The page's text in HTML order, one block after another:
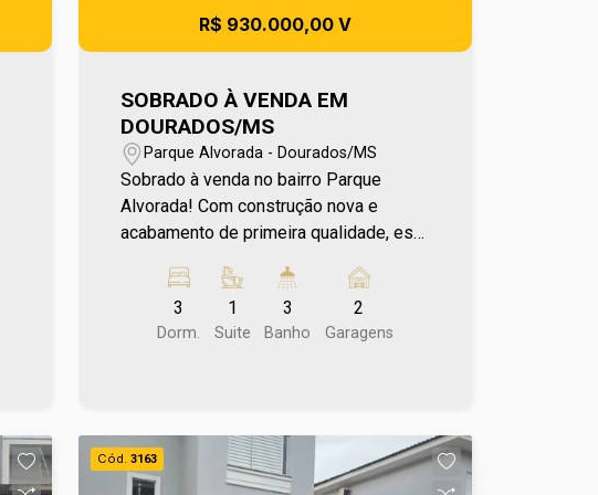
R$ 930.000,00 V
SOBRADO À VENDA EM
DOURADOS/MS
Parque Alvorada - Dourados/MS
Sobrado à venda no bairro Parque
Alvorada! Com construção nova e
acabamento de primeira qualidade, esta
oferecer conforto, sofisticação e
excelente aproveitamento dos
espaços. Um projeto moderno que
do bairro Novo Parque Alvorada, está
próxima a mercados, padarias e
3
Dorm.
1
Suite
3
Banho
2
Garagens
Cód. 3163